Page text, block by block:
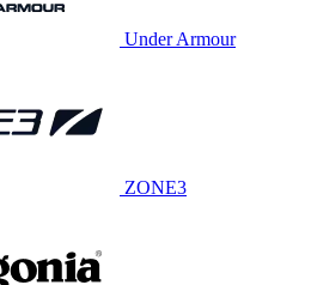
Under Armour
ZONE3